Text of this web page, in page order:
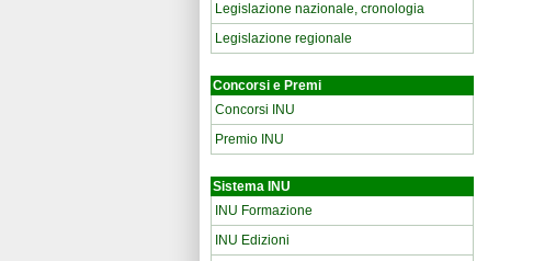
Legislazione nazionale, cronologia
Legislazione regionale
Concorsi e Premi
Concorsi INU
Premio INU
Sistema INU
INU Formazione
INU Edizioni